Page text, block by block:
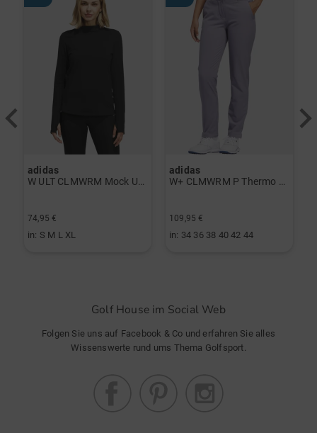
adidas
74,95 €
in: S M L XL
adidas
109,95 €
in: 34 36 38 40 42 44
Golf House im Social Web
Folgen Sie uns auf Facebook & Co und erfahren Sie alles
Wissenswerte rund ums Thema Golfsport.